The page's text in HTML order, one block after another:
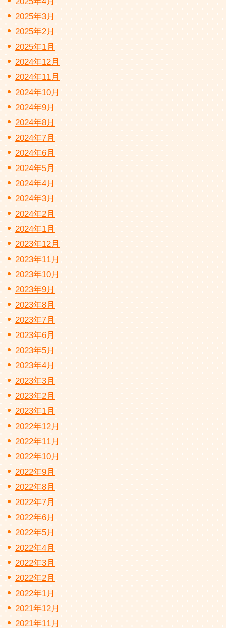
2025年3月
2025年2月
2025年1月
2024年12月
2024年11月
2024年10月
2024年9月
2024年8月
2024年7月
2024年6月
2024年5月
2024年4月
2024年3月
2024年2月
2024年1月
2023年12月
2023年11月
2023年10月
2023年9月
2023年8月
2023年7月
2023年6月
2023年5月
2023年4月
2023年3月
2023年2月
2023年1月
2022年12月
2022年11月
2022年10月
2022年9月
2022年8月
2022年7月
2022年6月
2022年5月
2022年4月
2022年3月
2022年2月
2022年1月
2021年12月
2021年11月